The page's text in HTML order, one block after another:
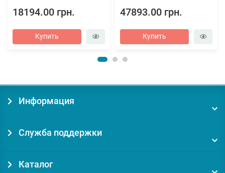
18194.00 грн.
Купить
47893.00 грн.
Купить
Информация
Служба поддержки
Каталог